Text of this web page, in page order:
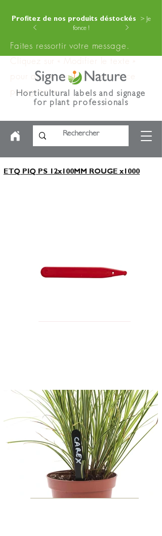
Profitez de nos produits déstockés
> Je
fonce !
Faites ressortir votre message.
Cliquez sur « Modifier le texte »
pour ajouter votre contenu à ce
paragraphe.
Horticultural labels and signage
for plant professionals
ETQ PIQ PS 12x100MM ROUGE x1000